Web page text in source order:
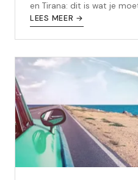
en Tirana: dit is wat je
aan de Albanese Rivièra.
LEES MEER →